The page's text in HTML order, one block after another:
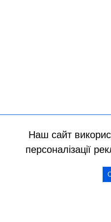
Наш сайт
персоналізації